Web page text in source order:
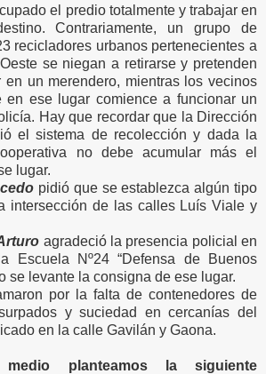
el predio totalmente y trabajar en
Contrariamente, un grupo de
recicladores urbanos pertenecientes a
se niegan a retirarse y pretenden
en un merendero, mientras los vecinos
en ese lugar comience a funcionar un
Hay que recordar que la Dirección
el sistema de recolección y dada la
no debe acumular más el
lugar.
pidió que se establezca algún tipo
intersección de las calles Luís Viale y
agradeció la presencia policial en
Escuela Nº24 “Defensa de Buenos
se levante la consigna de ese lugar.
por la falta de contenedores de
y suciedad en cercanías del
en la calle Gavilán y Gaona.
medio planteamos la siguiente